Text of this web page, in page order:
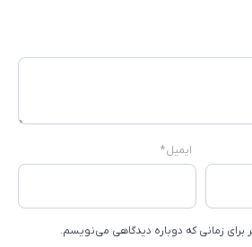
ایمیل*
برای زمانی که دوباره دیدگاهی می‌نویسم.